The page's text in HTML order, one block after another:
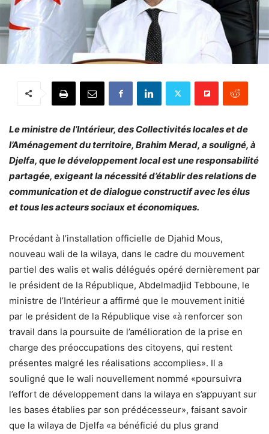
Le ministre de l’Intérieur, des Collectivités locales et de
l’Aménagement du territoire, Brahim Merad, a souligné, à
Djelfa, que le développement local est une responsabilité
partagée, exigeant la nécessité d’établir des relations de
communication et de dialogue constructif avec les élus
et tous les acteurs sociaux et économiques.
Procédant à l’installation officielle de Djahid Mous,
nouveau wali de la wilaya, dans le cadre du mouvement
partiel des walis et walis délégués opéré dernièrement par
le président de la République, Abdelmadjid Tebboune, le
ministre de l’Intérieur a affirmé que le mouvement initié
par le président de la République vise «à renforcer son
travail dans la poursuite de l’amélioration de la prise en
charge des préoccupations des citoyens, qui restent
présentes malgré les réalisations accomplies». Il a
souligné que le wali nouvellement nommé «poursuivra
l’effort de développement dans la wilaya en s’appuyant sur
les bases établies par son prédécesseur», faisant savoir
que la wilaya de Djelfa «a bénéficié du plus grand